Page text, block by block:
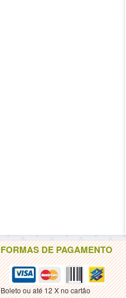
FORMAS DE PAGAMENTO
Boleto ou até 12 X no cartão